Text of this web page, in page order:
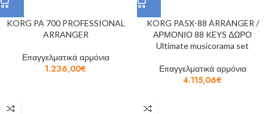
KORG PA 700 PROFESSIONAL
ARRANGER
Επαγγελματικά αρμόνια
1.236,00€
KORG PA5X-88 ARRANGER /
ΑΡΜΟΝΙΟ 88 KEYS ΔΩΡΟ
Ultimate musicorama set
Επαγγελματικά αρμόνια
4.115,06€